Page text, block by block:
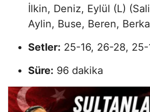
İlkin, Deniz, Eylül (L)
Aylin, Buse, Beren,
Setler: 25-16, 26-28, 25-
Süre: 96 dakika